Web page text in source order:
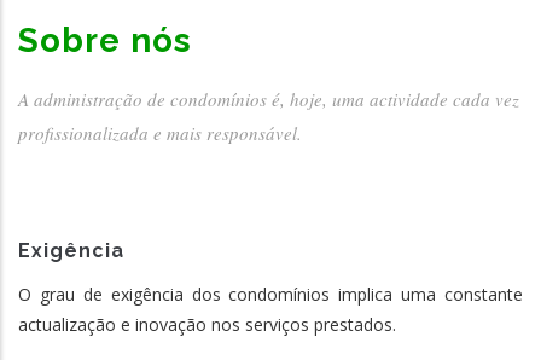
Sobre nós
A administração de condomínios é, hoje, uma actividade cada vez
profissionalizada e mais responsável.
Exigência
O grau de exigência dos condomínios implica uma constante
actualização e inovação nos serviços prestados.